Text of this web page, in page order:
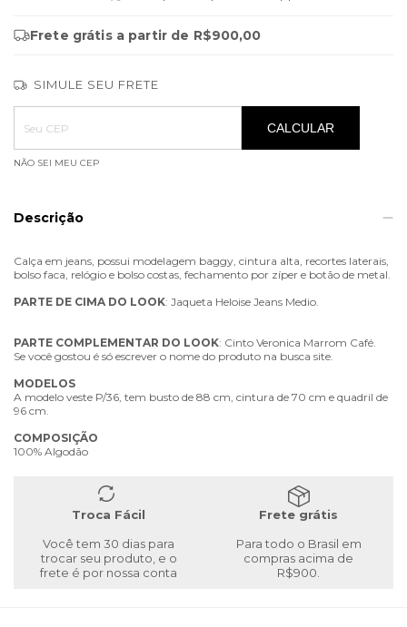
Frete grátis a partir de R$900,00
SIMULE SEU FRETE
Entregas para o CEP:
ALTERAR CEP
CALCULAR
NÃO SEI MEU CEP
Descrição
Calça em jeans, possui modelagem baggy, cintura alta, recortes laterais,
bolso faca, relógio e bolso costas, fechamento por zíper e botão de metal.
PARTE DE CIMA DO LOOK: Jaqueta Heloise Jeans Medio.
PARTE COMPLEMENTAR DO LOOK: Cinto Veronica Marrom Café.
Se você gostou é só escrever o nome do produto na busca site.
MODELOS
A modelo veste P/36, tem busto de 88 cm, cintura de 70 cm e quadril de
96 cm.
COMPOSIÇÃO
100% Algodão
Troca Fácil
Você tem 30 dias para
trocar seu produto, e o
frete é por nossa conta
Frete grátis
Para todo o Brasil em
compras acima de
R$900.